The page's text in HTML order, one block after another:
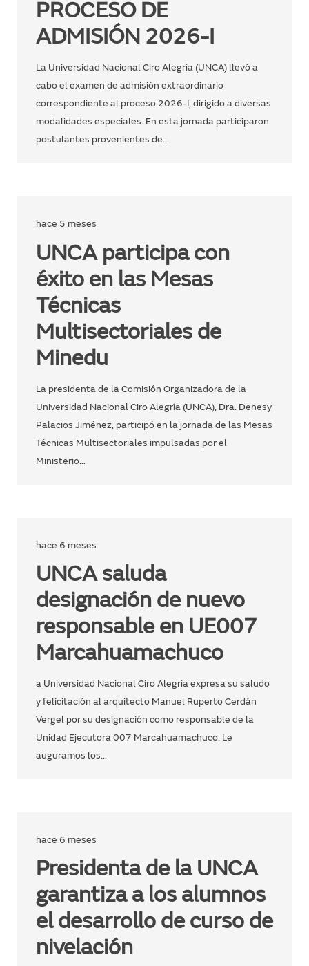
PROCESO DE
ADMISIÓN 2026-I
La Universidad Nacional Ciro Alegría (UNCA) llevó a
cabo el examen de admisión extraordinario
correspondiente al proceso 2026-I, dirigido a diversas
modalidades especiales. En esta jornada participaron
postulantes provenientes de…
hace 5 meses
UNCA participa con
éxito en las Mesas
Técnicas
Multisectoriales de
Minedu
La presidenta de la Comisión Organizadora de la
Universidad Nacional Ciro Alegría (UNCA), Dra. Denesy
Palacios Jiménez, participó en la jornada de las Mesas
Técnicas Multisectoriales impulsadas por el
Ministerio…
hace 6 meses
UNCA saluda
designación de nuevo
responsable en UE007
Marcahuamachuco
a Universidad Nacional Ciro Alegría expresa su saludo
y felicitación al arquitecto Manuel Ruperto Cerdán
Vergel por su designación como responsable de la
Unidad Ejecutora 007 Marcahuamachuco. Le
auguramos los…
hace 6 meses
Presidenta de la UNCA
garantiza a los alumnos
el desarrollo de curso de
nivelación